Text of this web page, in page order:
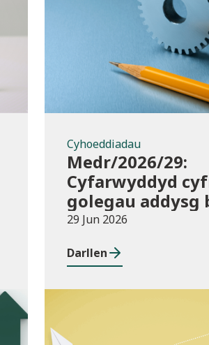
Cyhoeddiadau
Medr/2026/29:
Cyfarwyddyd
golegau addysg
yng Nghymru ar
29 Jun 2026
Darllen